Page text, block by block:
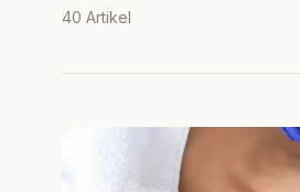
40 Artikel